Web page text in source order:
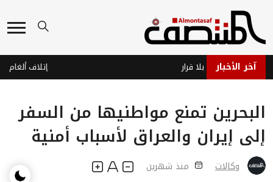
آخر الأخبار
جاهز… وحرب بلا قرار
البحرين تمنع مواطنيها من السفر
إلى إيران والعراق لأسباب أمنية
وكالات منذ شهرين